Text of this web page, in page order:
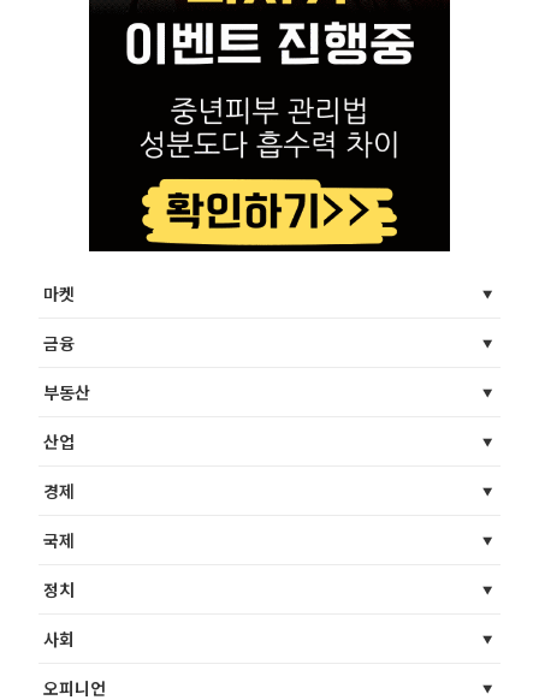
마켓
금융
부동산
산업
경제
국제
정치
사회
오피니언